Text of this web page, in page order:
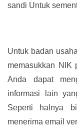
sandi Untuk
Untuk badan
memasukkan NIK
Anda dapat
informasi lain
Seperti halnya
menerima email